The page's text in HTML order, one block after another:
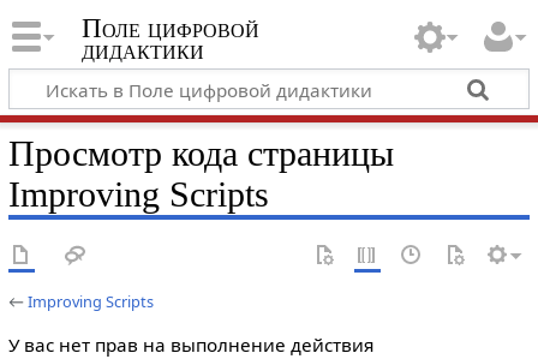
Поле цифровой
дидактики
Просмотр кода страницы
Improving Scripts
←Improving Scripts
У вас нет прав на выполнение действия